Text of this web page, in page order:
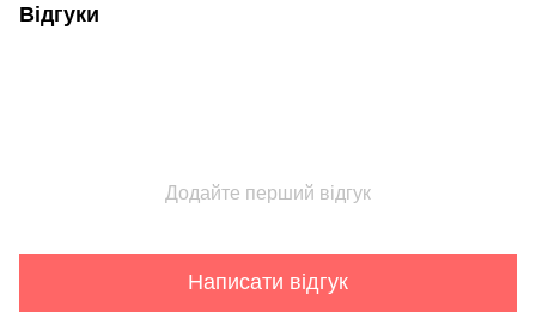
Відгуки
Додайте перший відгук
Написати відгук